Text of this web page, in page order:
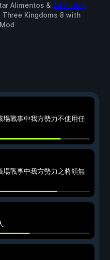
Alimentos & 24 outros
Kingdoms 8 with
場戰事中我方勢力不使用任
場戰事中我方勢力之將領無